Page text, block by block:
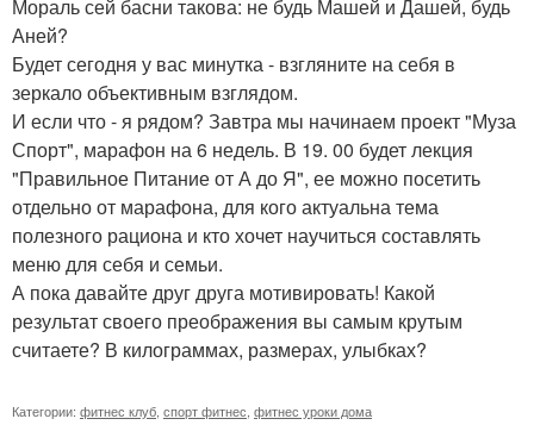
Мораль сей басни такова: не будь Машей и Дашей, будь
Аней?
Будет сегодня у вас минутка - взгляните на себя в
зеркало объективным взглядом.
И если что - я рядом? Завтра мы начинаем проект "Муза
Спорт", марафон на 6 недель. В 19. 00 будет лекция
"Правильное Питание от А до Я", ее можно посетить
отдельно от марафона, для кого актуальна тема
полезного рациона и кто хочет научиться составлять
меню для себя и семьи.
А пока давайте друг друга мотивировать! Какой
результат своего преображения вы самым крутым
считаете? В килограммах, размерах, улыбках?
Категории: фитнес клуб спорт фитнес фитнес уроки дома